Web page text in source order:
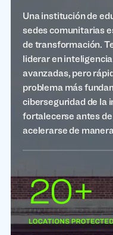
Una institución de
sedes comunitarias
de transformación.
liderar en
avanzadas, pero
problema más
ciberseguridad de la
fortalecerse antes
acelerarse de